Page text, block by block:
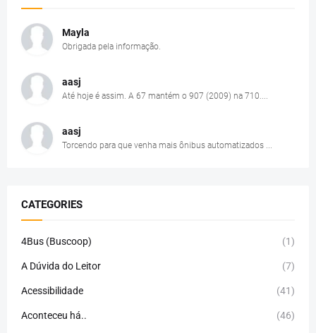
Mayla
Obrigada pela informação.
aasj
Até hoje é assim. A 67 mantém o 907 (2009) na 710....
aasj
Torcendo para que venha mais ônibus automatizados ...
CATEGORIES
4Bus (Buscoop) (1)
A Dúvida do Leitor (7)
Acessibilidade (41)
Aconteceu há.. (46)